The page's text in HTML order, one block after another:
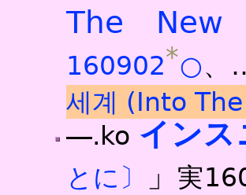
The New
160902*○
세계 (Into
―.ko インス
とに〕 」 実